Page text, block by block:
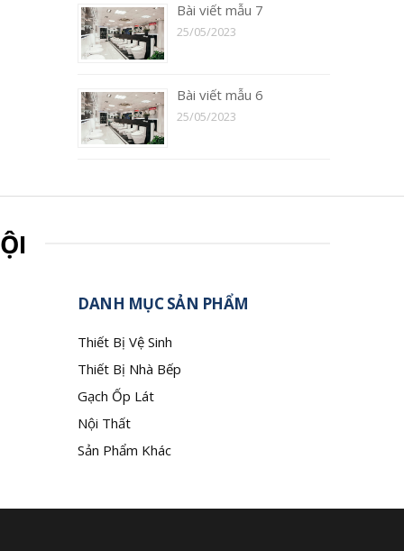
Bài viết mẫu 7
25/05/2023
Bài viết mẫu 6
25/05/2023
DANH MỤC SẢN PHẨM
Thiết Bị Vệ Sinh
Thiết Bị Nhà Bếp
Gạch Ốp Lát
Nội Thất
Sản Phẩm Khác